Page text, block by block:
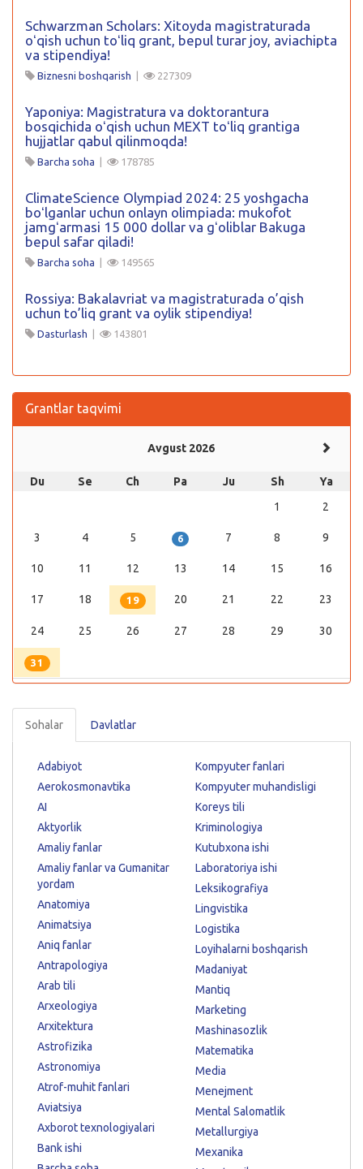
Schwarzman Scholars: Xitoyda magistraturada
oʻqish uchun toʻliq grant, bepul turar joy, aviachipta
va stipendiya!
Biznesni boshqarish 227309
Yaponiya: Magistratura va doktorantura
bosqichida oʻqish uchun MEXT toʻliq grantiga
hujjatlar qabul qilinmoqda!
Barcha soha 178785
ClimateScience Olympiad 2024: 25 yoshgacha
boʻlganlar uchun onlayn olimpiada: mukofot
jamgʻarmasi 15 000 dollar va gʻoliblar Bakuga
bepul safar qiladi!
Barcha soha 149565
Rossiya: Bakalavriat va magistraturada o’qish
uchun to’liq grant va oylik stipendiya!
Dasturlash 143801
Grantlar taqvimi
Avgust 2026
Du Se Ch Pa Ju Sh
Ya
1
2
3 4 5 6 7 8 9
10 11 12 13 14 15 16
17 18 19 20 21 22 23
24 25 26 27 28 29 30
31
Sohalar Davlatlar
Adabiyot
Aerokosmonavtika
AI
Aktyorlik
Amaliy fanlar
Amaliy fanlar va Gumanitar
yordam
Anatomiya
Animatsiya
Aniq fanlar
Antrapologiya
Arab tili
Arxeologiya
Arxitektura
Astrofizika
Astronomiya
Atrof-muhit fanlari
Aviatsiya
Axborot texnologiyalari
Bank ishi
Kompyuter fanlari
Kompyuter muhandisligi
Koreys tili
Kriminologiya
Kutubxona ishi
Laboratoriya ishi
Leksikografiya
Lingvistika
Logistika
Loyihalarni boshqarish
Madaniyat
Mantiq
Marketing
Mashinasozlik
Matematika
Media
Menejment
Mental Salomatlik
Metallurgiya
Mexanika